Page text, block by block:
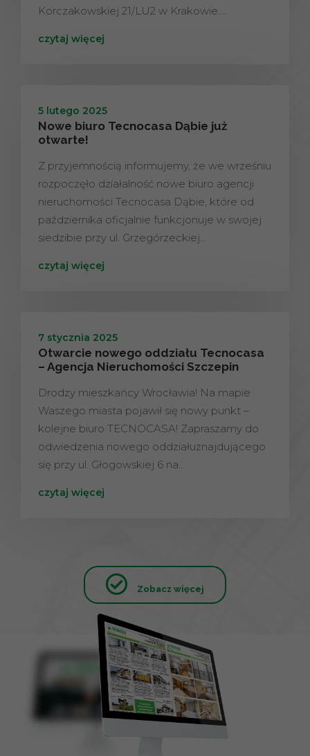
Korczakowskiej 21/LU2 w Krakowie.…
czytaj więcej
5 lutego 2025
Nowe biuro Tecnocasa Dąbie już
otwarte!
Z przyjemnością informujemy, że we wrześniu
rozpoczęło działalność nowe biuro agencji
nieruchomości Tecnocasa Dąbie, które od
października oficjalnie funkcjonuje w swojej
siedzibie przy ul. Grzegórzeckiej…
czytaj więcej
7 stycznia 2025
Otwarcie nowego oddziału Tecnocasa
– Agencja Nieruchomości Szczepin
Drodzy mieszkańcy Wrocławia! Na mapie
Waszego miasta pojawił się nowy punkt –
kolejne biuro TECNOCASA! Zapraszamy do
odwiedzenia nowego oddziałuznajdującego
się przy ul. Głogowskiej 6 na…
czytaj więcej
Zobacz więcej